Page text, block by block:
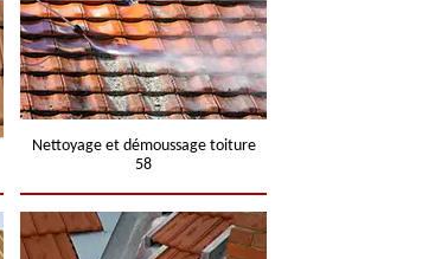
Nettoyage et démoussage toiture
58